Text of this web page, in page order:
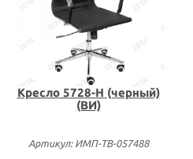
Кресло 5728-Н (черный)
(ВИ)
Артикул: ИМП-ТВ-057488